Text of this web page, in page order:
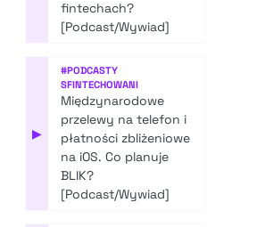
fintechach?
[Podcast/Wywiad]
▶
#PODCASTY
SFINTECHOWANI
Międzynarodowe
przelewy na telefon i
płatności zbliżeniowe
na iOS. Co planuje
BLIK?
[Podcast/Wywiad]